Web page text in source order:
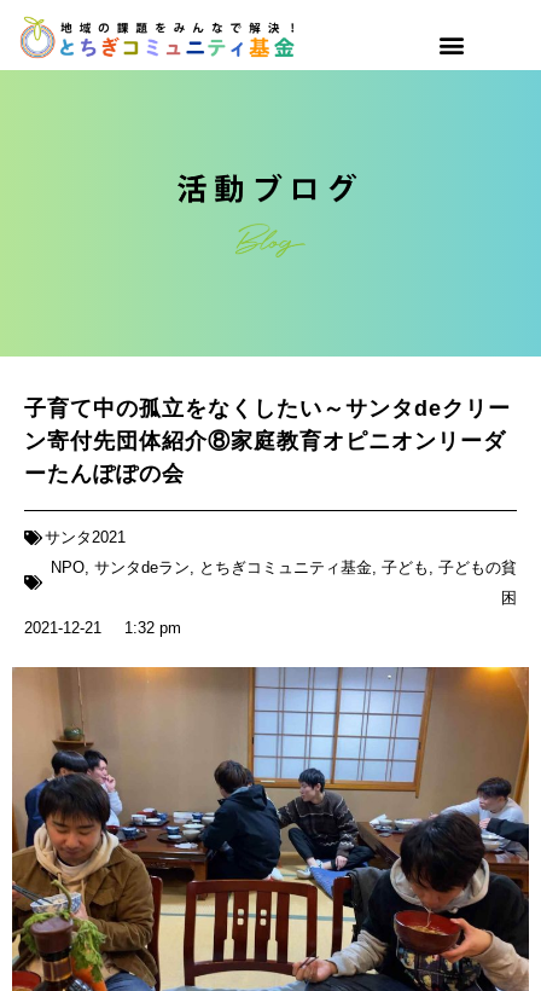
子育て中の孤立をなくしたい～サンタdeクリー
ン寄付先団体紹介⑧家庭教育オピニオンリーダ
ーたんぽぽの会
サンタ2021
NPO, サンタdeラン, とちぎコミュニティ基金, 子ども , 子どもの貧
困
2021-12-21
1:32 pm